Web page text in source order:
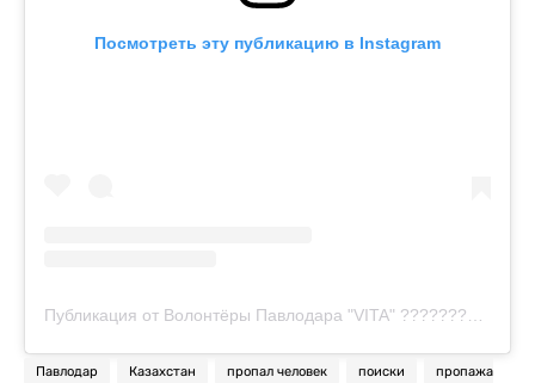
Посмотреть эту публикацию в Instagram
Публикация от Волонтёры Павлодара "VITA" ???????? (@poiskoviki_pavlodara_vita)
Павлодар Казахстан пропал человек поиски пропажа